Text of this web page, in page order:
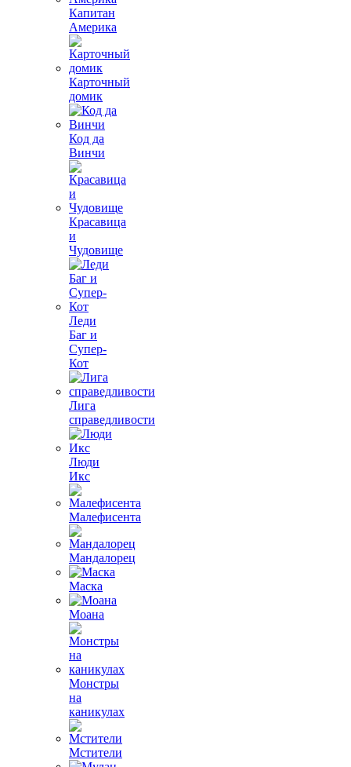
Капитан
Америка
Карточный
домик
Код да
Винчи
Красавица
и
Чудовище
Леди
Баг и
Супер-
Кот
Лига
справедливости
Люди
Икс
Малефисента
Мандалорец
Маска
Моана
Монстры
на
каникулах
Мстители